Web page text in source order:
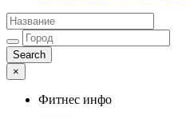
×
Фитнес инфо